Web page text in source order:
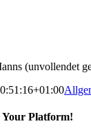
(unvollendet
Your Platform!